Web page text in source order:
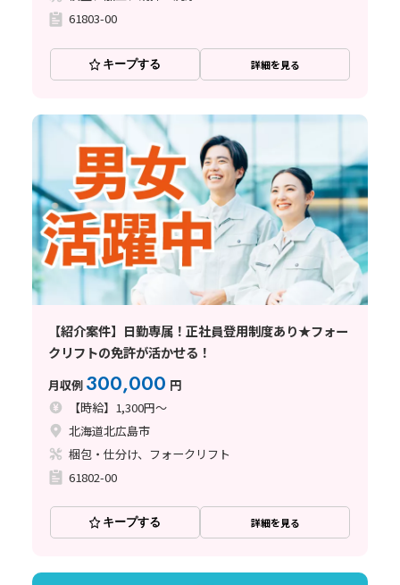
61803-00
キープする 詳細を見る
【紹介案件】日勤専属！正社員登用制度あり★フォー
クリフトの免許が活かせる！
月収例 300,000 円
【時給】1,300円～
北海道北広島市
梱包・仕分け、フォークリフト
61802-00
キープする 詳細を見る